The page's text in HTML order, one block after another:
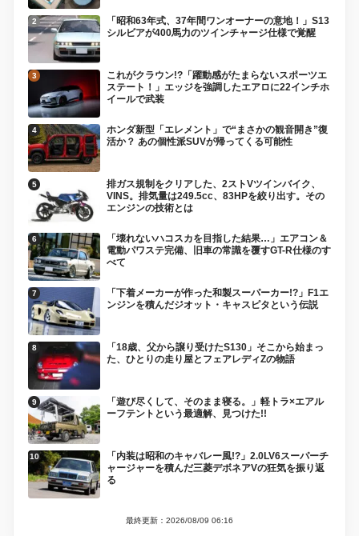
「昭和63年式、37年間ワンオーナーの意地！」S13
シルビアが400馬力のツインチャージ仕様で覚醒
これがクラウン!?「躍動感がたまらないスポーツエ
ステート！」エッジを強調したエアロに22インチホ
イールで武装
ホンダ新型「エレメント」で“まさかの観音開き”復
活か？ あの個性派SUVが帰ってくる可能性
排ガス規制をクリアした、2ストVツインバイク、
VINS。排気量は249.5cc、83HPを絞り出す。その
エンジンの技術とは
「壊れないハコスカを目指した結果…」エアコン＆
電動パワステ完備、旧車の常識を覆すGT-R仕様のす
べて
「下着メーカーが作った和製スーパーカー!?」F1エ
ンジンを積んだジオット・キャスピタという伝説
「18歳、父から譲り受けたS130」そこから始まっ
た、ひとりの走り屋とフェアレディZの物語
「遊び尽くして、そのまま寝る。」軽トラ×エアル
ーフテントという最適解、見つけた!!
「内装は昭和のキャバレー風!?」2.0LV6スーパーチ
ャージャーを積んだ三菱デボネアVの狂気を振り返
る
最終更新：2026/08/09 06:16